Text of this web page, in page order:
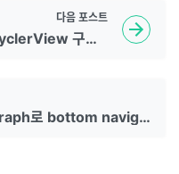
Jetpack Navigation Graph로 bottom navigation 설정하기
다음 포스트
안드로이드에서 Kotlin으로 recyclerView 구현하기